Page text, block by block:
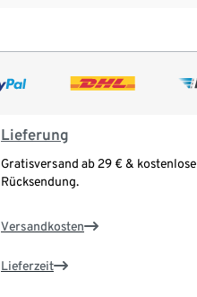
Lieferung
Gratisversand ab 29 € & kostenlose
Rücksendung.
Versandkosten
Lieferzeit